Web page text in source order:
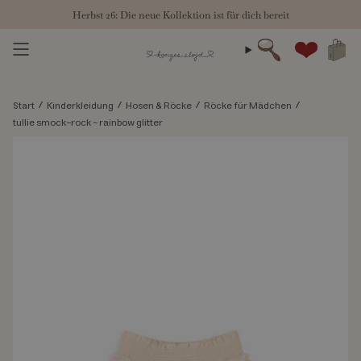
springen
Herbst 26: Die neue Kollektion ist für dich bereit
Suche
Start / Kinderkleidung / Hosen & Röcke / Röcke für Mädchen /
tullie smock-rock - rainbow glitter